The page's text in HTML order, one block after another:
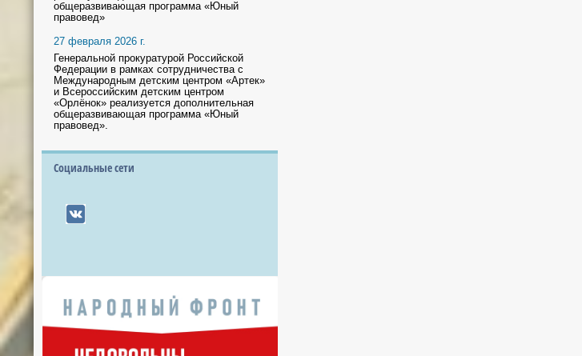
общеразвивающая программа «Юный
правовед»
27 февраля 2026 г.
Генеральной прокуратурой Российской
Федерации в рамках сотрудничества с
Международным детским центром «Артек»
и Всероссийским детским центром
«Орлёнок» реализуется дополнительная
общеразвивающая программа «Юный
правовед».
Социальные сети